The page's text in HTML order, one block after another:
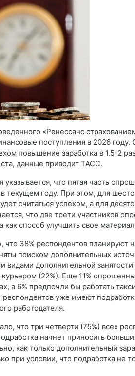
«Ренессанс
поступления в 2026
повышение заработка в 1.5-2
данные приводит ТАСС.
указывается, что пятая часть
текущем году. При этом, для
считаться успехом, а для
что две трети участников
как способ улучшить свое
что 38% респондентов планируют
поиском дополнительных
видами дополнительной занятости
курьером (22%). Еще 11%
а 6% предпочли бы работать
респондентов уже имеют
работодателя.
что три четверти (75%) всех
начнет приносить
как только дополнительный
при условии, что подработка не